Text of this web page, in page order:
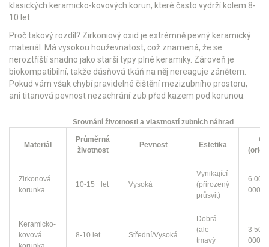
klasických keramicko-kovových korun, které často vydrží kolem 8-
10 let.
Proč takový rozdíl? Zirkoniový oxid je extrémně pevný keramický
materiál. Má vysokou houževnatost, což znamená, že se
neroztříští snadno jako starší typy plné keramiky. Zároveň je
biokompatibilní, takže dásňová tkáň na něj nereaguje zánětem.
Pokud vám však chybí pravidelné čištění mezizubního prostoru,
ani titanová pevnost nezachrání zub před kazem pod korunou.
Srovnání životnosti a vlastností zubních náhrad
Materiál
Průměrná
životnost
Pevnost Estetika
Zirkonová
korunka
10-15+ let Vysoká
Vynikající
(přirozený
průsvit)
6 000
000
Keramicko-
kovová
8-10 let Střední/Vysoká
Dobrá
(ale
tmavý
3 500
000